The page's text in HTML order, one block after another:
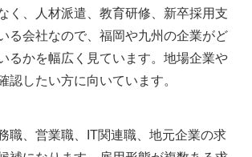
く、人材派遣、教育研修、新卒採用支
る会社なので、福岡や九州の企業がど
るかを幅広く見ています。地場企業や
認したい方に向いています。
職、営業職、IT関連職、地元企業の求